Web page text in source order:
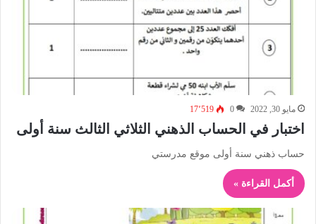
مايو 30, 2022 0 17٬519
اختبار في الحساب الذهني الثلاثي الثالث سنة أولى
حساب ذهني سنة أولى موقع مدرستي
أكمل القراءة »